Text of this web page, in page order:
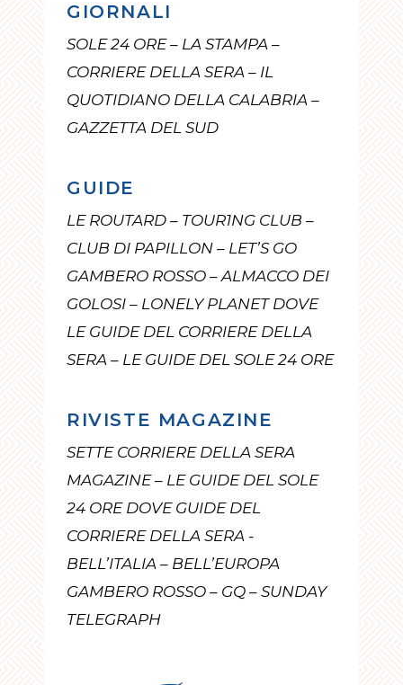
GIORNALI
SOLE 24 ORE – LA STAMPA –
CORRIERE DELLA SERA – IL
QUOTIDIANO DELLA CALABRIA –
GAZZETTA DEL SUD
GUIDE
LE ROUTARD – TOUR1NG CLUB –
CLUB DI PAPILLON – LET’S GO
GAMBERO ROSSO – ALMACCO DEI
GOLOSI – LONELY PLANET DOVE
LE GUIDE DEL CORRIERE DELLA
SERA – LE GUIDE DEL SOLE 24 ORE
RIVISTE MAGAZINE
SETTE CORRIERE DELLA SERA
MAGAZINE – LE GUIDE DEL SOLE
24 ORE DOVE GUIDE DEL
CORRIERE DELLA SERA -
BELL’ITALIA – BELL’EUROPA
GAMBERO ROSSO – GQ – SUNDAY
TELEGRAPH